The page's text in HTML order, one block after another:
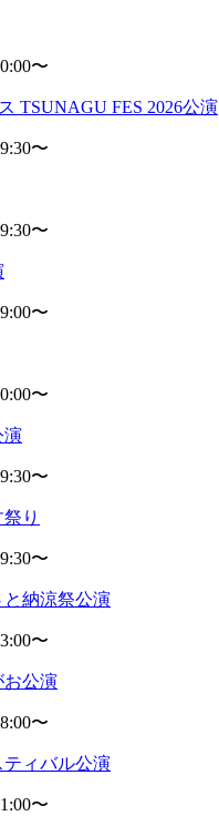
〜
TSUNAGU FES 2026公演
〜
〜
〜
〜
演
〜
り
〜
納涼祭公演
〜
お公演
〜
ィバル公演
〜